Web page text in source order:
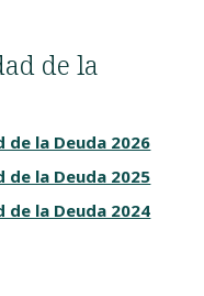
de la
de la Deuda 2026
de la Deuda 2025
de la Deuda 2024